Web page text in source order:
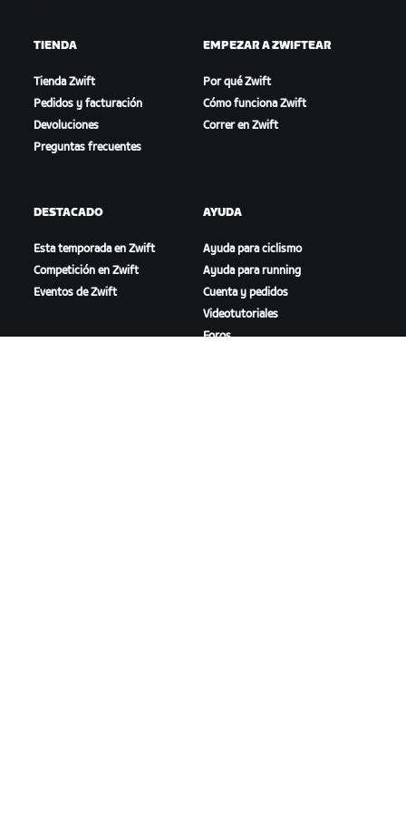
TIENDA
Tienda Zwift
Pedidos y facturación
Devoluciones
Preguntas frecuentes
EMPEZAR A ZWIFTEAR
Por qué Zwift
Cómo funciona Zwift
Correr en Zwift
DESTACADO
Esta temporada en Zwift
Competición en Zwift
Eventos de Zwift
AYUDA
Ayuda para ciclismo
Ayuda para running
Cuenta y pedidos
Videotutoriales
Foros